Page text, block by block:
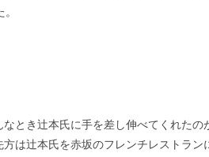
とき辻本氏に手を差し伸べてくれたの
は辻本氏を赤坂のフレンチレストラン